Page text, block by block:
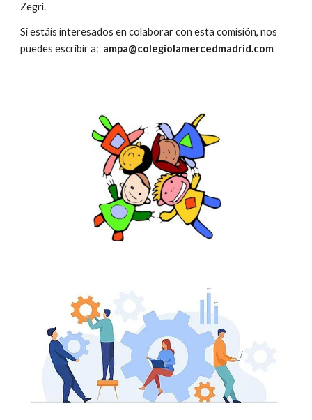
Zegrí.
Siestáis interesados encolaborar conesta comisión, nos
puedes escribira: ampa@colegiolamercedmadrid.com